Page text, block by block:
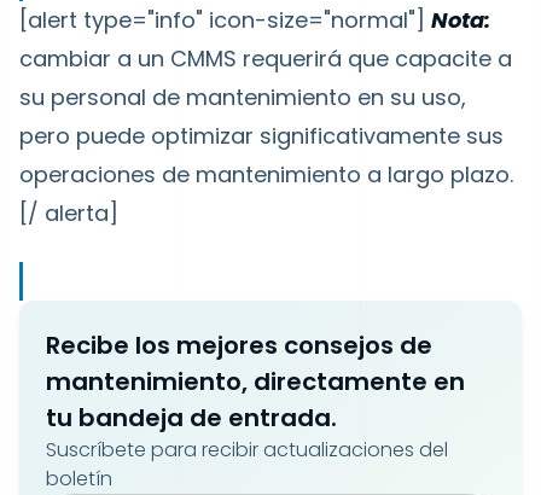
[alert type="info" icon-size="normal"] Nota:
cambiar a un CMMS requerirá que capacite a
su personal de mantenimiento en su uso,
pero puede optimizar significativamente sus
operaciones de mantenimiento a largo plazo.
[/ alerta]
Recibe los mejores consejos de
mantenimiento, directamente en
tu bandeja de entrada.
Suscríbete para recibir actualizaciones del
boletín